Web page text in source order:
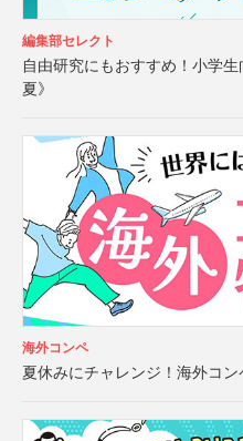
編集部セレクト
自由研究にもおすすめ！小学
夏》
海外コンペ
夏休みにチャレンジ！海外コ